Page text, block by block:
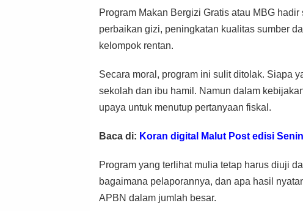
Program Makan Bergizi Gratis atau MBG
perbaikan gizi, peningkatan kualitas sumber
kelompok rentan.
Secara moral, program ini sulit ditolak. Siapa
sekolah dan ibu hamil. Namun dalam
upaya untuk menutup pertanyaan fiskal.
Baca di: Koran digital Malut Post edisi
Program yang terlihat mulia tetap harus diuji
bagaimana pelaporannya, dan apa hasil
APBN dalam jumlah besar.